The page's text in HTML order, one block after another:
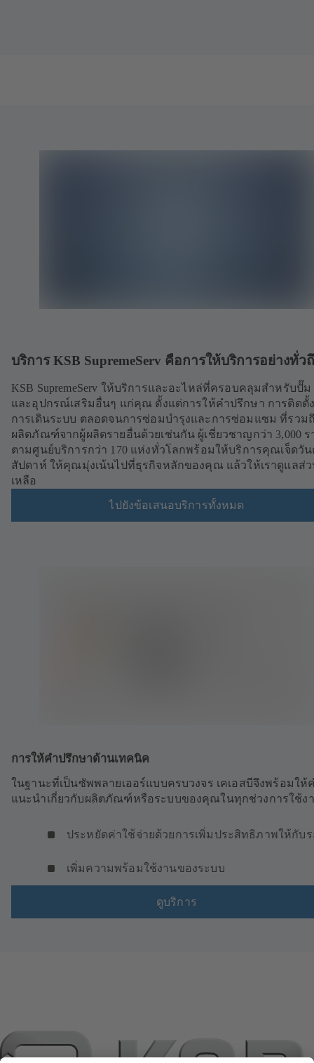
บริการ KSB SupremeServ คือการให้บริการอย่างทั่ว
KSB SupremeServ ให้บริการและอะไหล่ที่ครอบคลุมสำหรับปั๊ม
และอุปกรณ์เสริมอื่นๆ แก่คุณ ตั้งแต่การให้คำปรึกษา การติดตั้
การเดินระบบ ตลอดจนการซ่อมบำรุงและการซ่อมแซม ที่รวม
ผลิตภัณฑ์จากผู้ผลิตรายอื่นด้วยเช่นกัน ผู้เชี่ยวชาญกว่า 3,000 ร
ตามศูนย์บริการกว่า 170 แห่งทั่วโลกพร้อมให้บริการคุณเจ็ดวั
สัปดาห์ ให้คุณมุ่งเน้นไปที่ธุรกิจหลักของคุณ แล้วให้เราดูแลส่
เหลือ
ไปยังข้อเสนอบริการทั้งหมด
การให้คำปรึกษาด้านเทคนิค
ในฐานะที่เป็นซัพพลายเออร์แบบครบวงจร เคเอสบีจึงพร้อมให้
แนะนำเกี่ยวกับผลิตภัณฑ์หรือระบบของคุณในทุกช่วงการใช้ง
ประหยัดค่าใช้จ่ายด้วยการเพิ่มประสิทธิภาพให้กับ
เพิ่มความพร้อมใช้งานของระบบ
ดูบริการ